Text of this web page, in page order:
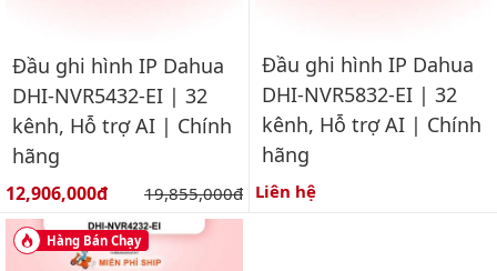
Đầu ghi hình IP Dahua
DHI-NVR5432-EI | 32
kênh, Hỗ trợ AI | Chính
hãng
Giá bán:
12,906,000đ Giá gốc:
19,855,000đ
Đầu ghi hình IP Dahua
DHI-NVR5832-EI | 32
kênh, Hỗ trợ AI | Chính
hãng
Liên hệ
Hàng Bán Chạy